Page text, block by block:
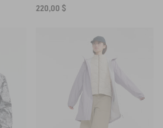
220,00 $